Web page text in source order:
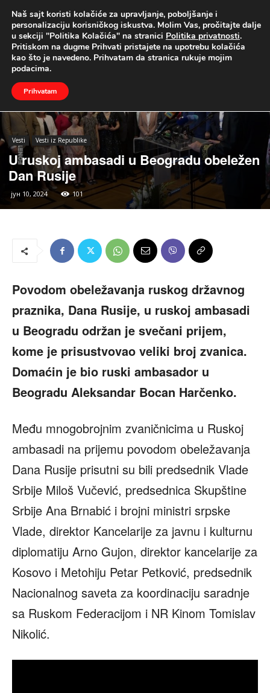
UŽIVO
Naslovna Vesti Vesti iz Republike
Vesti Vesti iz Republike
U ruskoj ambasadi u Beogradu obeležen
Dan Rusije
јун 10, 2024 101
Povodom obeležavanja ruskog državnog
praznika, Dana Rusije, u ruskoj ambasadi
u Beogradu održan je svečani prijem,
kome je prisustvovao veliki broj zvanica.
Domaćin je bio ruski ambasador u
Beogradu Aleksandar Bocan Harčenko.
Među mnogobrojnim zvaničnicima u Ruskoj
ambasadi na prijemu povodom obeležavanja
Dana Rusije prisutni su bili predsednik Vlade
Srbije Miloš Vučević, predsednica Skupštine
Srbije Ana Brnabić i brojni ministri srpske
Vlade, direktor Kancelarije za javnu i kulturnu
diplomatiju Arno Gujon, direktor kancelarije za
Kosovo i Metohiju Petar Petković, predsednik
Nacionalnog saveta za koordinaciju saradnje
sa Ruskom Federacijom i NR Kinom Tomislav
Nikolić.
Naš sajt koristi kolačiće za upravljanje, poboljšanje i
personalizaciju korisničkog iskustva. Molim Vas, pročitajte dalje
u sekciji "Politika Kolačića" na stranici Politika privatnosti.
Pritiskom na dugme Prihvati pristajete na upotrebu kolačića
kao što je navedeno. Prihvatam da stranica rukuje mojim
podacima.
Prihvatam